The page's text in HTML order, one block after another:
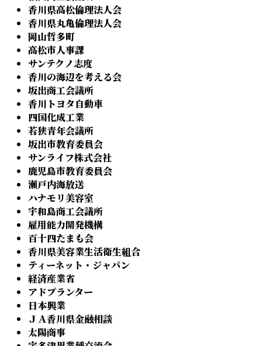
香川県高松倫理法人会
香川県丸亀倫理法人会
岡山哲多町
高松市人事課
サンテクノ志度
香川の海辺を考える会
坂出商工会議所
香川トヨタ自動車
四国化成工業
若狭青年会議所
坂出市教育委員会
サンライフ株式会社
鹿児島市教育委員会
瀬戸内海放送
ハナモリ美容室
宇和島商工会議所
雇用能力開発機構
百十四たまも会
香川県美容業生活衛生組合
ティーネット・ジャパン
経済産業省
アドプランター
日本興業
ＪＡ香川県金融相談
太陽商事